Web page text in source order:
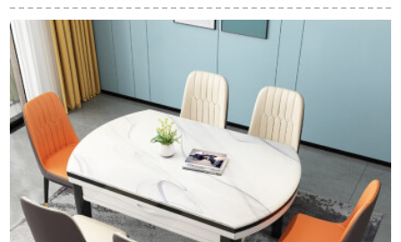
で4人のテーブルを用
意しています。テー
ブルは純木テーブル
で、1.4 Mテーブルの
六椅子です。
ン家具一テーブル4椅
子（140 cmテーブル
ストラン六人の白黒
焼きメッキテーブル
鋼化ガラス1.6メート
ルのテーブル＋6つの
椅子（白）